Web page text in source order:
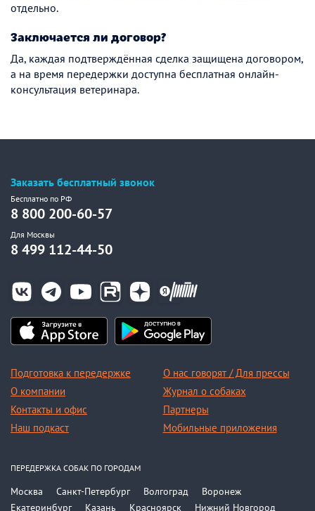
отдельно.
Заключается ли договор?
Да, каждая подтверждённая сделка защищена договором,
а на время передержки доступна бесплатная онлайн-
консультация ветеринара.
Заказать бесплатный звонок
Бесплатно по РФ
8 800 200-60-57
Для Москвы
8 499 112-44-50
Подготовка к передержке
О компании
Контакты и офис
Наш подкаст
О нас говорят / Для прессы
Журнал о собаках
Партнеры
Мобильные приложения
ПЕРЕДЕРЖКА СОБАК ПО ГОРОДАМ
Москва Санкт-Петербург Волгоград
Воронеж
Екатеринбург
Казань Красноярск Нижний Новгород